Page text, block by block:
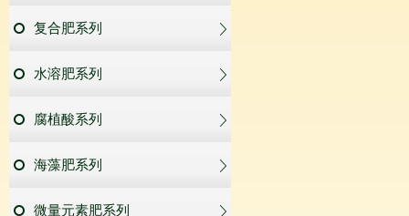
复合肥系列
水溶肥系列
腐植酸系列
海藻肥系列
微量元素肥系列